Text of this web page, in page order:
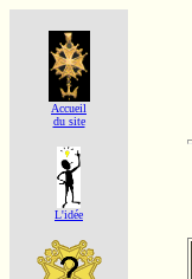
Accueil
du site
L'idée